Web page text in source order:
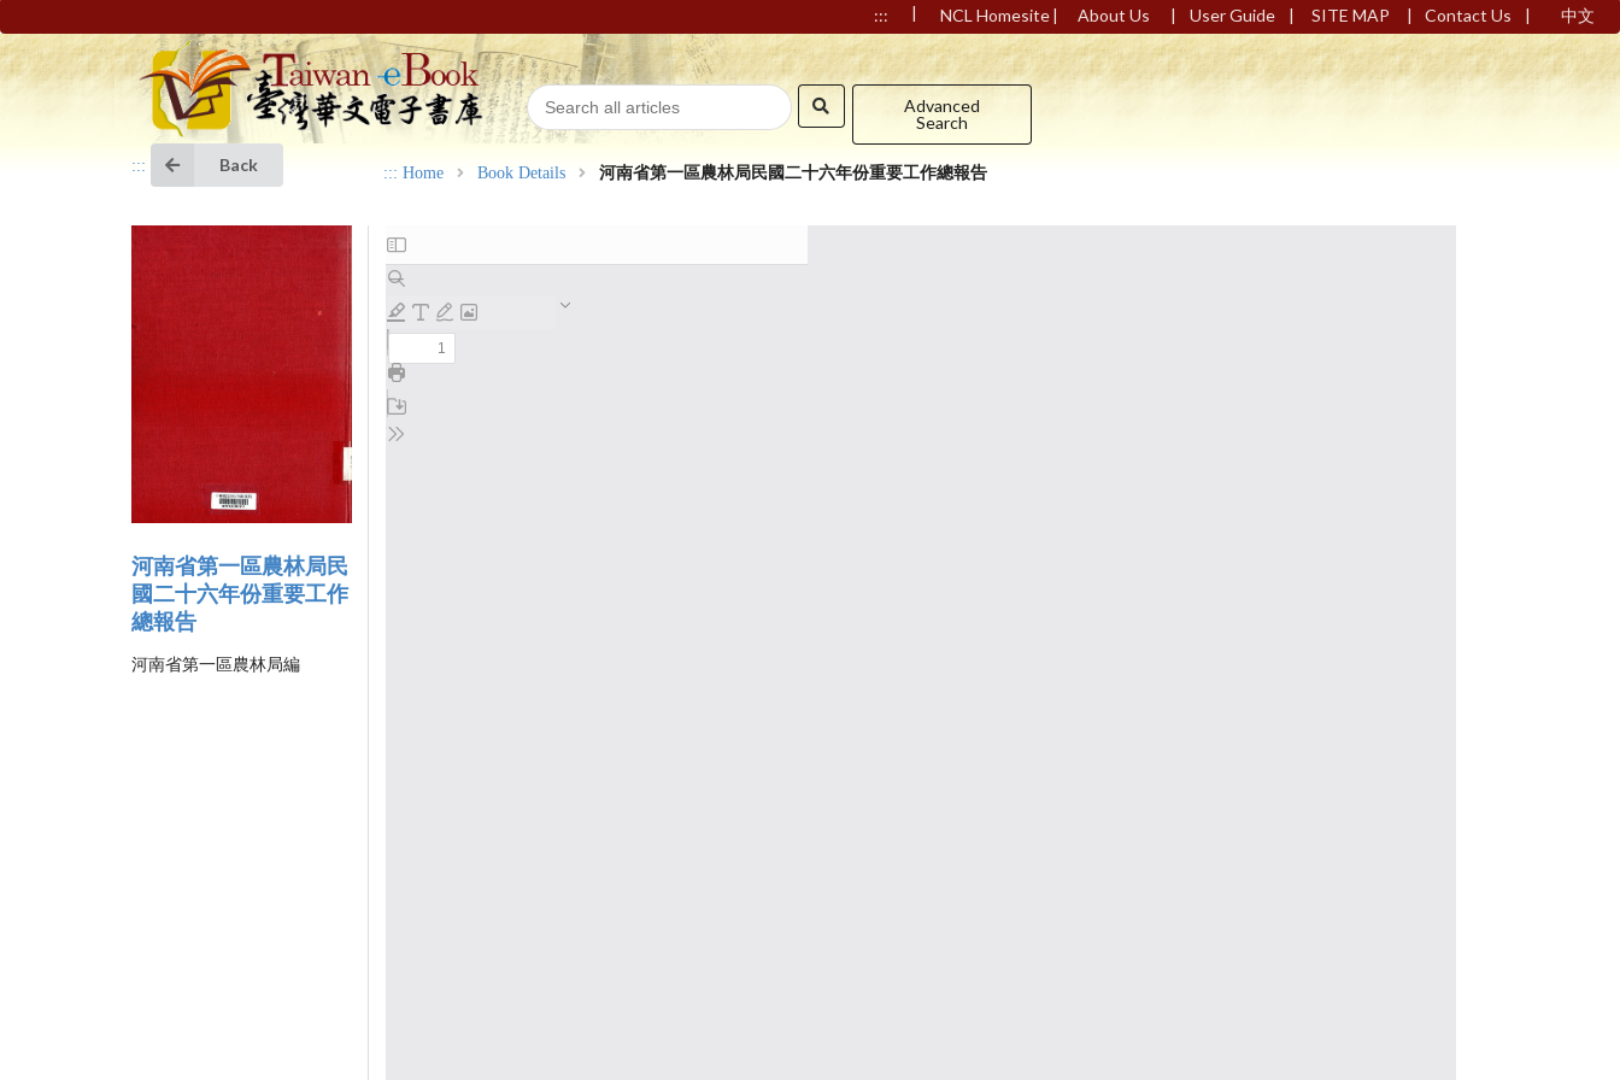
::: | NCL Homesite| About Us | User Guide | SITE MAP | Contact Us | 中文
Advanced
Search
::: Back ::: Home Book Details 河南省第一區農林局民國二十六年份重要工作總報告
河南省第一區農林局民
國二十六年份重要工作
總報告
河南省第一區農林局編